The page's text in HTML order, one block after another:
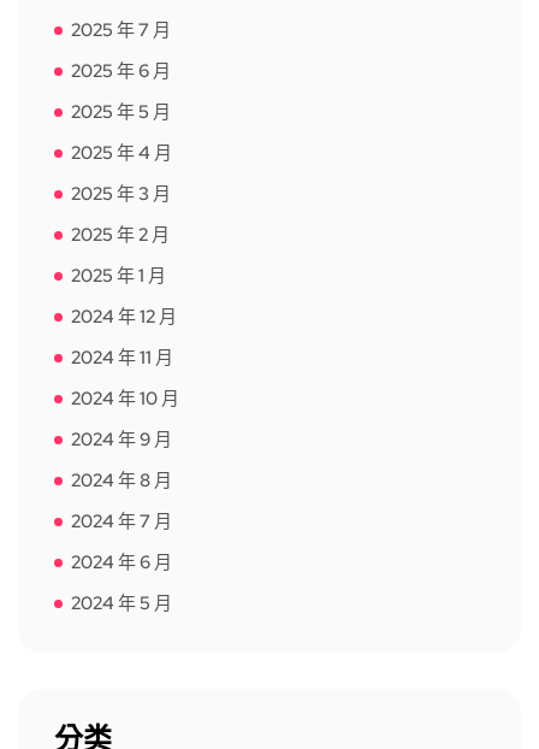
2025 年 7 月
2025 年 6 月
2025 年 5 月
2025 年 4 月
2025 年 3 月
2025 年 2 月
2025 年 1 月
2024 年 12 月
2024 年 11 月
2024 年 10 月
2024 年 9 月
2024 年 8 月
2024 年 7 月
2024 年 6 月
2024 年 5 月
分类